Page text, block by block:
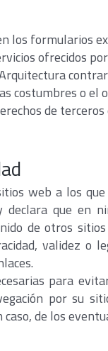
los formularios
ofrecidos
costumbres o el
de terceros
web a los
que en
de otros
validez o
para
por su
de los